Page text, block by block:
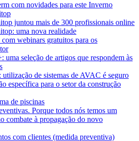
com novidades para este Inverno
juntou mais de 300 profissionais online
uma nova realidade
webinars gratuitos para os
uma seleção de artigos que respondem às
de sistemas de AVAC é seguro
específica para o setor da construção
de piscinas
Porque todos nós temos um
combate à propagação do novo
com clientes (medida preventiva)